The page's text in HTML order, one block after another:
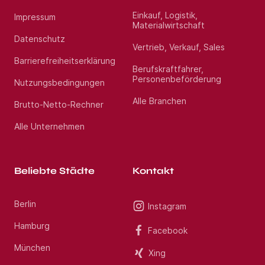
Schritt für Schritt übernehmen Sie eigene
Kundenverantwortung und entwickeln sich fachlich
Erfolgreich abgeschlossene Ausbildung zum
Kaufmann für Versicherungen und Finanzen (m/w/d)
Erste Berufserfahrung in der Versicherungsbranche
Sorgfältige, strukturierte und serviceorientierte
Gute Englischkenntnisse sind von Vorteil.
Darauf können Sie sich freuen
Impressum
Datenschutz
Barrierefreiheitserklärung
Nutzungsbedingungen
Brutto-Netto-Rechner
Alle Unternehmen
Einkauf, Logistik,
Materialwirtschaft
Vertrieb, Verkauf, Sales
Berufskraftfahrer,
Personenbeförderung
Alle Branchen
Beliebte Städte
Berlin
Hamburg
München
Kontakt
Instagram
Facebook
Xing